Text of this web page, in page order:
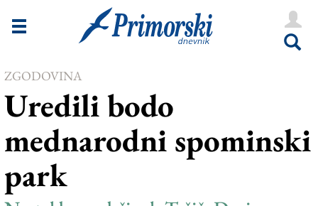
Novice
Goriška
Kultura
Šport
Še
Vreme
ZGODOVINA
Uredili bodo
mednarodni spominski
park